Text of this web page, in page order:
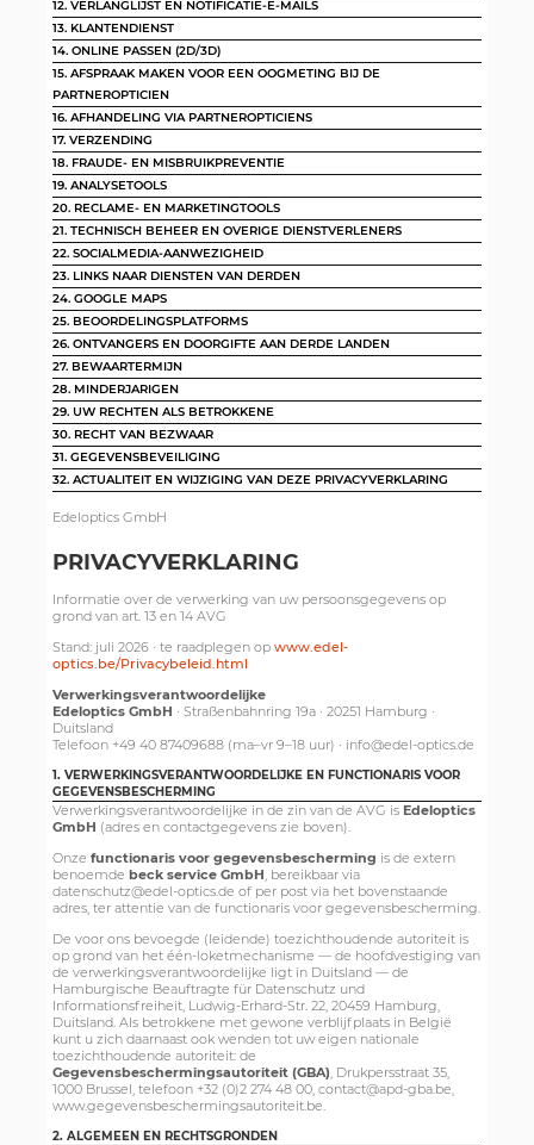
12. VERLANGLIJST EN NOTIFICATIE-E-MAILS
13. KLANTENDIENST
14. ONLINE PASSEN (2D/3D)
15. AFSPRAAK MAKEN VOOR EEN OOGMETING BIJ DE
PARTNEROPTICIEN
16. AFHANDELING VIA PARTNEROPTICIENS
17. VERZENDING
18. FRAUDE- EN MISBRUIKPREVENTIE
19. ANALYSETOOLS
20. RECLAME- EN MARKETINGTOOLS
21. TECHNISCH BEHEER EN OVERIGE DIENSTVERLENERS
22. SOCIALMEDIA-AANWEZIGHEID
23. LINKS NAAR DIENSTEN VAN DERDEN
24. GOOGLE MAPS
25. BEOORDELINGSPLATFORMS
26. ONTVANGERS EN DOORGIFTE AAN DERDE LANDEN
27. BEWAARTERMIJN
28. MINDERJARIGEN
29. UW RECHTEN ALS BETROKKENE
30. RECHT VAN BEZWAAR
31. GEGEVENSBEVEILIGING
32. ACTUALITEIT EN WIJZIGING VAN DEZE PRIVACYVERKLARING
Edeloptics GmbH
PRIVACYVERKLARING
Informatie over de verwerking van uw persoonsgegevens op
grond van art. 13 en 14 AVG
Stand: juli 2026 · te raadplegen op www.edel-
optics.be/Privacybeleid.html
Verwerkingsverantwoordelijke
Edeloptics GmbH · Straßenbahnring 19a · 20251 Hamburg ·
Duitsland
Telefoon +49 40 87409688 (ma–vr 9–18 uur) · info@edel-optics.de
1. VERWERKINGSVERANTWOORDELIJKE EN FUNCTIONARIS VOOR
GEGEVENSBESCHERMING
Verwerkingsverantwoordelijke in de zin van de AVG is Edeloptics
GmbH (adres en contactgegevens zie boven).
Onze functionaris voor gegevensbescherming is de extern
benoemde beck service GmbH, bereikbaar via
datenschutz@edel-optics.de of per post via het bovenstaande
adres, ter attentie van de functionaris voor gegevensbescherming.
De voor ons bevoegde (leidende) toezichthoudende autoriteit is
op grond van het één-loketmechanisme — de hoofdvestiging van
de verwerkingsverantwoordelijke ligt in Duitsland — de
Hamburgische Beauftragte für Datenschutz und
Informationsfreiheit, Ludwig-Erhard-Str. 22, 20459 Hamburg,
Duitsland. Als betrokkene met gewone verblijfplaats in België
kunt u zich daarnaast ook wenden tot uw eigen nationale
toezichthoudende autoriteit: de
Gegevensbeschermingsautoriteit (GBA), Drukpersstraat 35,
1000 Brussel, telefoon +32 (0)2 274 48 00, contact@apd-gba.be,
www.gegevensbeschermingsautoriteit.be.
2. ALGEMEEN EN RECHTSGRONDEN